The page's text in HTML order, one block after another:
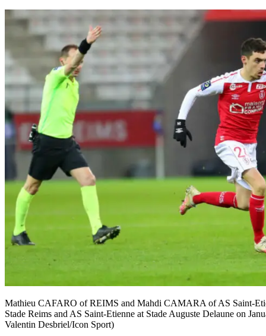
Mathieu CAFARO of REIMS and Mahdi CAMARA of AS Saint-
Stade Reims and AS Saint-Etienne at Stade Auguste Delaune on
Valentin Desbriel/Icon Sport)